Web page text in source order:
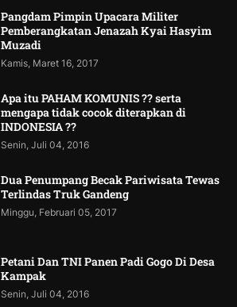
Pangdam Pimpin Upacara Militer
Pemberangkatan Jenazah Kyai Hasyim
Muzadi
Kamis, Maret 16, 2017
Apa itu PAHAM KOMUNIS ?? serta
mengapa tidak cocok diterapkan di
INDONESIA ??
Senin, Juli 04, 2016
Dua Penumpang Becak Pariwisata Tewas
Terlindas Truk Gandeng
Minggu, Februari 05, 2017
Petani Dan TNI Panen Padi Gogo Di Desa
Kampak
Senin, Juli 04, 2016